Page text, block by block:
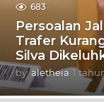
683
Persoalan
Trafer
Silva
by aletheia 1